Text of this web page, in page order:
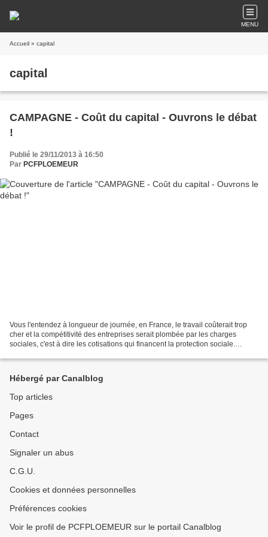
MENU
Accueil » capital
capital
CAMPAGNE - Coût du capital - Ouvrons le débat
!
Publié le 29/11/2013 à 16:50
Par PCFPLOEMEUR
Vous l'entendez à longueur de journée, en France, le travail coûterait trop
cher et la compétitivité des entreprises serait plombée par les charges
sociales, c'est à dire les cotisations qui financent la protection sociale.
Hébergé par Canalblog
Top articles
Pages
Contact
Signaler un abus
C.G.U.
Cookies et données personnelles
Préférences cookies
Voir le profil de PCFPLOEMEUR sur le portail Canalblog